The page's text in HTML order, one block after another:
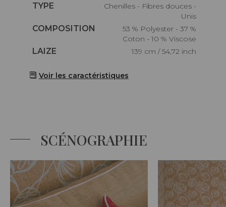
Caractéristiques
TYPE
Chenilles - Fibres douces -
Unis
Caractéristiques
COMPOSITION
53 % Polyester - 37 %
Coton - 10 % Viscose
Caractéristiques
LAIZE 139 cm / 54,72 inch
Voir les caractéristiques
SCÉNOGRAPHIE